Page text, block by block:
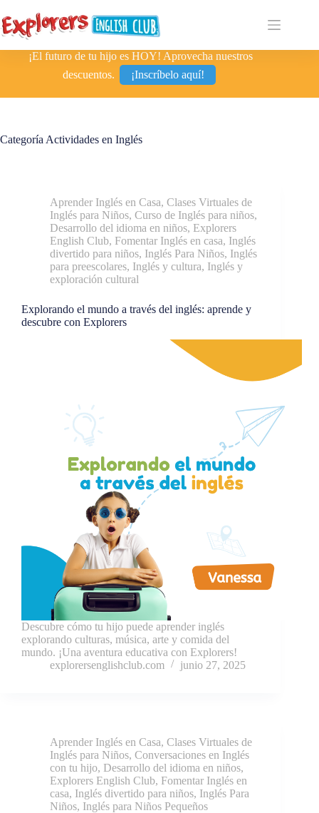
¡El futuro de tu hijo es HOY! Aprovecha nuestros
descuentos.
¡Inscríbelo aquí!
Categoría Actividades en Inglés
Aprender Inglés en Casa, Clases Virtuales de
Inglés para Niños, Curso de Inglés para niños,
Desarrollo del idioma en niños, Explorers
English Club, Fomentar Inglés en casa, Inglés
divertido para niños, Inglés Para Niños, Inglés
para preescolares, Inglés y cultura, Inglés y
exploración cultural
Explorando el mundo a través del inglés: aprende y
descubre con Explorers
Descubre cómo tu hijo puede aprender inglés
explorando culturas, música, arte y comida del
mundo. ¡Una aventura educativa con Explorers!
explorersenglishclub.com
junio 27, 2025
Aprender Inglés en Casa, Clases Virtuales de
Inglés para Niños, Conversaciones en Inglés
con tu hijo, Desarrollo del idioma en niños,
Explorers English Club, Fomentar Inglés en
casa, Inglés divertido para niños, Inglés Para
Niños, Inglés para Niños Pequeños